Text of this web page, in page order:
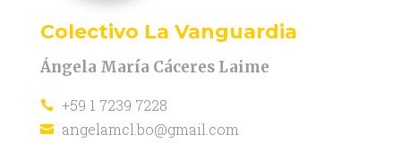
Colectivo La Vanguardia
Ángela María Cáceres Laime
 +59 1 7239 7228
 angelamcl.bo@gmail.com